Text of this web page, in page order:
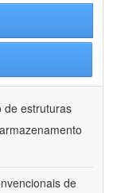
de estruturas
de